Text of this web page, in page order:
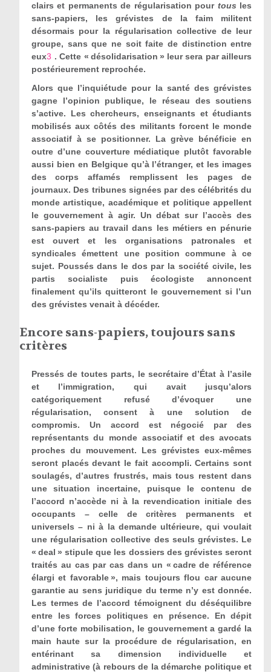
clairs et permanents de régularisation pour tousles
sans-papiers, les grévistes de la faim militent
désormais pour la régularisation collective de leur
groupe, sans que ne soit faite de distinction entre
eux3 . Cette « désolidarisation » leur sera par ailleurs
postérieurement reprochée.
Alors que l’inquiétude pour la santé des grévistes
gagne l’opinion publique, le réseau des soutiens
s’active. Les chercheurs, enseignants et étudiants
mobilisés aux côtés des militants forcent le monde
associatif à se positionner. La grève bénéficie en
outre d’une couverture médiatique plutôt favorable
aussi bien en Belgique qu’à l’étranger, et les images
des corps affamés remplissent les pages de
journaux. Des tribunes signées par des célébrités du
monde artistique, académique et politique appellent
le gouvernement à agir. Un débat sur l’accès des
sans-papiers au travail dans les métiers en pénurie
est ouvert et les organisations patronales et
syndicales émettent une position commune à ce
sujet. Poussés dans le dos par la société civile, les
partis socialiste puis écologiste annoncent
finalement qu’ils quitteront le gouvernement si l’un
des grévistes venait à décéder.
Encore sans-papiers, toujours sans
critères
Pressés de toutes parts, le secrétaire d’État à l’asile
et l’immigration, qui avait jusqu’alors
catégoriquement refusé d’évoquer une
régularisation, consent à une solution de
compromis. Un accord est négocié par des
représentants du monde associatif et des avocats
proches du mouvement. Les grévistes eux-mêmes
seront placés devant le fait accompli. Certains sont
soulagés, d’autres frustrés, mais tous restent dans
une situation incertaine, puisque le contenu de
l’accord n’accède ni à la revendication initiale des
occupants – celle de critères permanents et
universels – ni à la demande ultérieure, qui voulait
une régularisation collective des seuls grévistes. Le
« deal » stipule que les dossiers des grévistes seront
traités au cas par cas dans un « cadre de référence
élargi et favorable », mais toujours flou car aucune
garantie au sens juridique du terme n’y est donnée.
Les termes de l’accord témoignent du déséquilibre
entre les forces politiques en présence. En dépit
d’une forte mobilisation, le gouvernement a gardé la
main haute sur la procédure de régularisation, en
entérinant sa dimension individuelle et
administrative (à rebours de la démarche politique et